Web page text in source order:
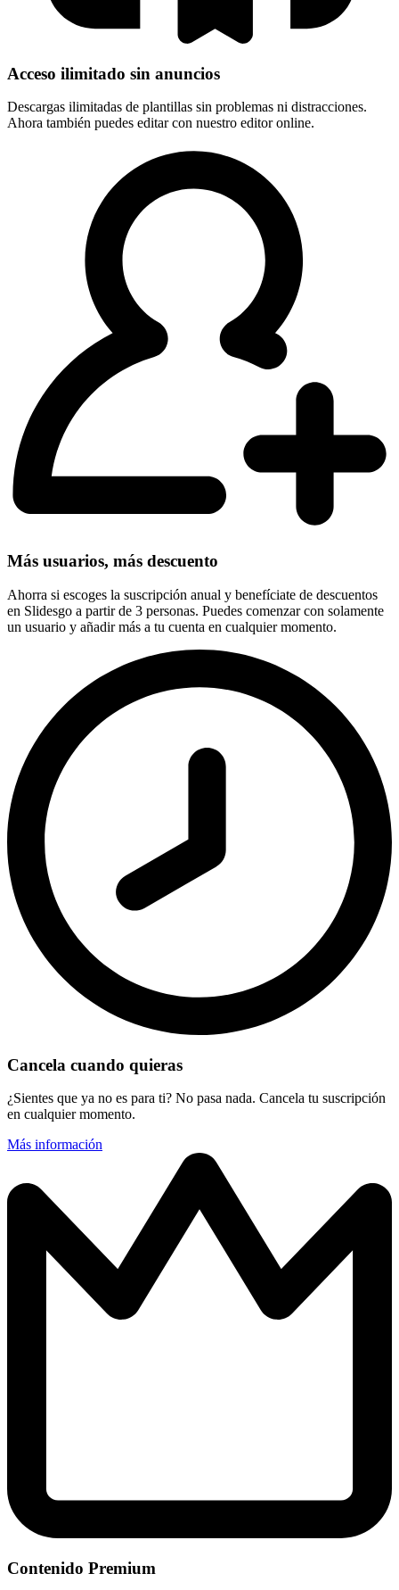
Acceso ilimitado sin anuncios
Descargas ilimitadas de plantillas sin problemas ni distracciones.
Ahora también puedes editar con nuestro editor online.
Más usuarios, más descuento
Ahorra si escoges la suscripción anual y benefíciate de descuentos
en Slidesgo a partir de 3 personas. Puedes comenzar con solamente
un usuario y añadir más a tu cuenta en cualquier momento.
Cancela cuando quieras
¿Sientes que ya no es para ti? No pasa nada. Cancela tu suscripción
en cualquier momento.
Más información
Contenido Premium